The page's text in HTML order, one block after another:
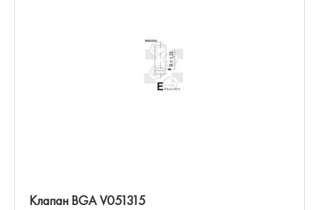
Клапан BGA V051315